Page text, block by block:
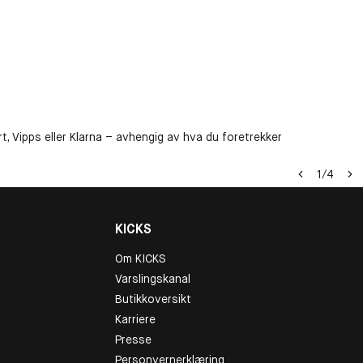
Vipps eller Klarna – avhengig av hva du foretrekker
1/4
KICKS
Om KICKS
Varslingskanal
Butikkoversikt
Karriere
Presse
Personvernerklæring